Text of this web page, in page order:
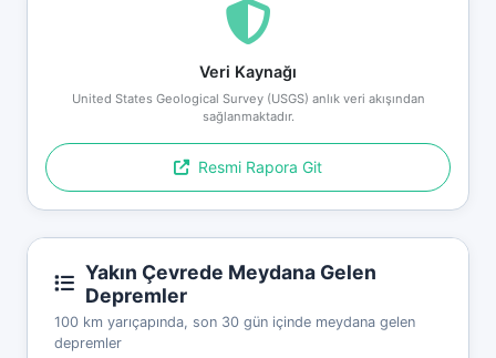
Veri Kaynağı
United States Geological Survey (USGS) anlık veri akışından
sağlanmaktadır.
Resmi Rapora Git
Yakın Çevrede Meydana Gelen
Depremler
100 km yarıçapında, son 30 gün içinde meydana gelen
depremler